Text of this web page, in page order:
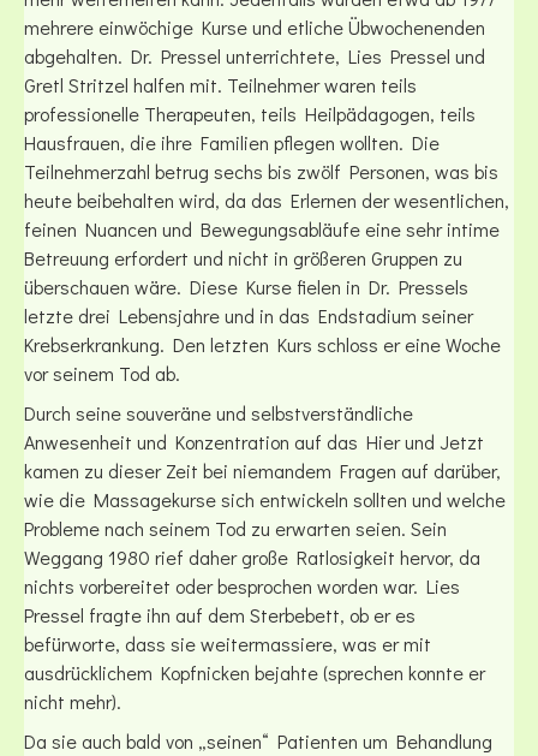
mehrere einwöchige Kurse und etliche Übwochenenden
abgehalten. Dr. Pressel unterrichtete, Lies Pressel und
Gretl Stritzel halfen mit. Teilnehmer waren teils
professionelle Therapeuten, teils Heilpädagogen, teils
Hausfrauen, die ihre Familien pflegen wollten. Die
Teilnehmerzahl betrug sechs bis zwölf Personen, was bis
heute beibehalten wird, da das Erlernen der wesentlichen,
feinen Nuancen und Bewegungsabläufe eine sehr intime
Betreuung erfordert und nicht in größeren Gruppen zu
überschauen wäre. Diese Kurse fielen in Dr. Pressels
letzte drei Lebensjahre und in das Endstadium seiner
Krebserkrankung. Den letzten Kurs schloss er eine Woche
vor seinem Tod ab.
Durch seine souveräne und selbstverständliche
Anwesenheit und Konzentration auf das Hier und Jetzt
kamen zu dieser Zeit bei niemandem Fragen auf darüber,
wie die Massagekurse sich entwickeln sollten und welche
Probleme nach seinem Tod zu erwarten seien. Sein
Weggang 1980 rief daher große Ratlosigkeit hervor, da
nichts vorbereitet oder besprochen worden war. Lies
Pressel fragte ihn auf dem Sterbebett, ob er es
befürworte, dass sie weitermassiere, was er mit
ausdrücklichem Kopfnicken bejahte (sprechen konnte er
nicht mehr).
Da sie auch bald von „seinen“ Patienten um Behandlung